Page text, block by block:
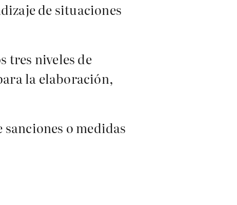
de situaciones
tres niveles de
la elaboración,
o medidas